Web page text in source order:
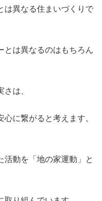
は異なる住まいづくりで
とは異なるのはもちろん
は、
に繋がると考えます。
活動を「地の家運動」と